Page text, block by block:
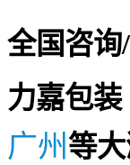
全国咨
力嘉包
广州等